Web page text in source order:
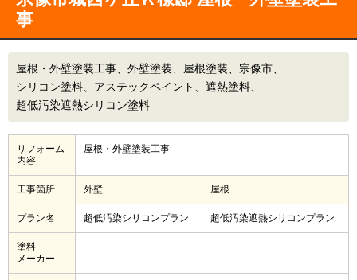
事
屋根・外壁塗装工事 外壁塗装 屋根塗装
宗像市
シリコン塗料
アステックペイント
遮熱塗料
超低汚染遮熱シリコン塗料
リフォーム
内容
屋根・外壁塗装工事
工事箇所 外壁 屋根
プラン名 超低汚染シリコンプラン 超低汚染遮熱シリコンプラン
塗料
メーカー